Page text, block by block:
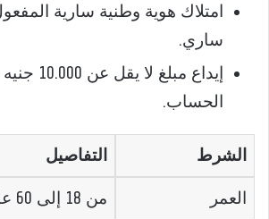
امتلاك هوية وطنية سارية
ساري.
إيداع
الحساب.
الشرط التفاصيل
العمر من 18 إلى 60 عامًا